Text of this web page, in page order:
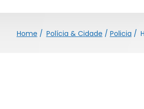
Home / Polícia & Cidade / Policia /